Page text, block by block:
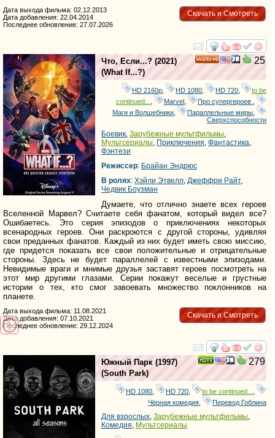
Скачать и Смотреть
Дата выхода фильма: 02.12.2013
Дата добавления: 22.04.2014
Последнее обновление: 27.07.2026
смотреть
25
Что, Если...? (2021)
(What If...?)
HD 2160р HD 1080 HD 720
to be
continued...
Marvel Про супергероев
Маги и Волшебники
Параллельные миры
Сверхспособности
Боевик Зарубежные мультфильмы
Мультсериалы Приключения Фантастика
Фэнтези
Режиссер: Брайан Эндрюс
В ролях: Хэйли Этвелл Джеффри Райт,
Чедвик Боузман
Думаете, что отлично знаете всех героев
Вселенной Марвел? Считаете себя фанатом, который видел все?
Ошибаетесь. Это серия эпизодов о приключениях некоторых
всенародных героев. Они раскроются с другой стороны, удивляя
свои преданных фанатов. Каждый из них будет иметь свою миссию,
где придется показать все свои положительные и отрицательные
стороны. Здесь не будет параллелей с известными эпизодами.
Невидимые враги и мнимые друзья заставят героев посмотреть на
этот мир другими глазами. Серии покажут веселые и грустные
истории о тех, кто смог завоевать множество поклонников на
планете.
Скачать и Смотреть
Дата выхода фильма: 11.08.2021
Дата добавления: 07.10.2021
Последнее обновление: 29.12.2024
смотреть
279
Южный Парк (1997)
(South Park)
HD 1080, HD 720, to be continued...,
Чёрная комедия, Перевод Гоблина
Для взрослых, Зарубежные мультфильмы,
Комедия, Мультсериалы